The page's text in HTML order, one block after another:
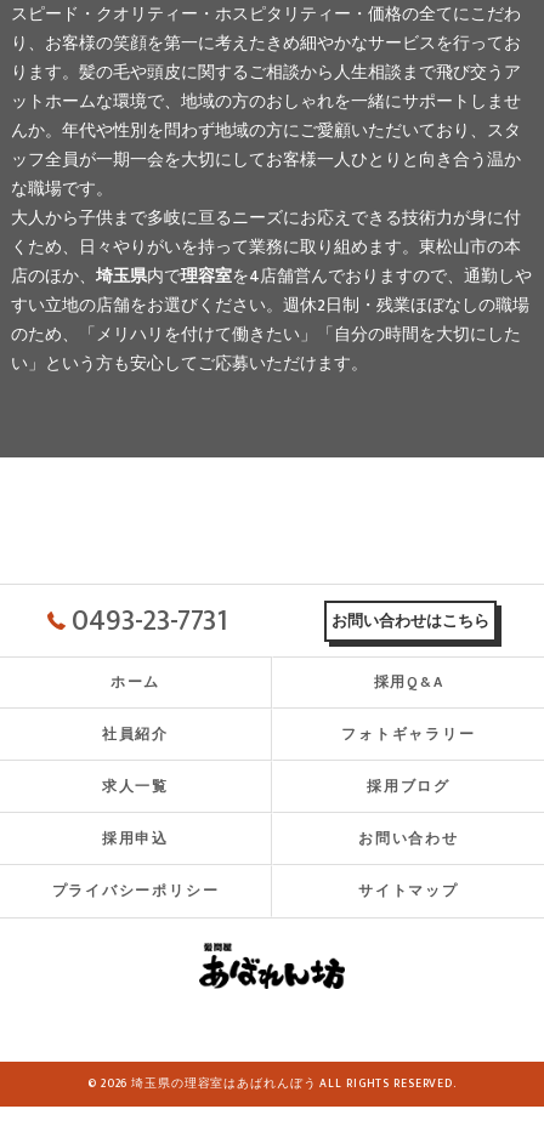
スピード・クオリティー・ホスピタリティー・価格の全てにこだわ
り、お客様の笑顔を第一に考えたきめ細やかなサービスを行ってお
ります。髪の毛や頭皮に関するご相談から人生相談まで飛び交うア
ットホームな環境で、地域の方のおしゃれを一緒にサポートしませ
んか。年代や性別を問わず地域の方にご愛顧いただいており、スタ
ッフ全員が一期一会を大切にしてお客様一人ひとりと向き合う温か
な職場です。
大人から子供まで多岐に亘るニーズにお応えできる技術力が身に付
くため、日々やりがいを持って業務に取り組めます。東松山市の本
店のほか、 埼玉県内で理容室を4店舗営んでおりますので、通勤しや
すい立地の店舗をお選びください。週休2日制・残業ほぼなしの職場
のため、「メリハリを付けて働きたい」「自分の時間を大切にした
い」という方も安心してご応募いただけます。
0493-23-7731 お問い合わせはこちら
ホーム 採用Q&A
社員紹介 フォトギャラリー
求人一覧 採用ブログ
採用申込 お問い合わせ
プライバシーポリシー サイトマップ
© 2026 埼玉県の理容室はあばれんぼう ALL RIGHTS RESERVED.